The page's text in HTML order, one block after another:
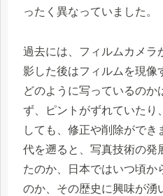
ったく異なっていました。
過去には、フィルムカメラ
影した後はフィルムを現像
どのように写っているのか
ず、ピントがずれていたり
しても、修正や削除がで
代を遡ると、写真技術の発
たのか、日本ではいつ頃か
のか、その歴史に興味が湧